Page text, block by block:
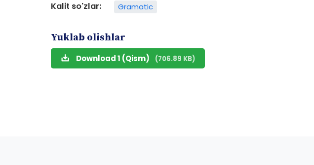
Kalit so'zlar: Gramatic
Yuklab olishlar
Download 1 (Qism) (706.89 KB)